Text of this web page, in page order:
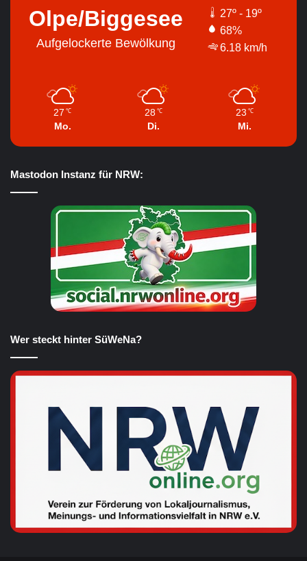
Olpe/Biggesee
Aufgelockerte Bewölkung
27º - 19º
68%
6.18 km/h
27 ℃
Mo.
28 ℃
Di.
23 ℃
Mi.
Mastodon Instanz für NRW:
Wer steckt hinter SüWeNa?